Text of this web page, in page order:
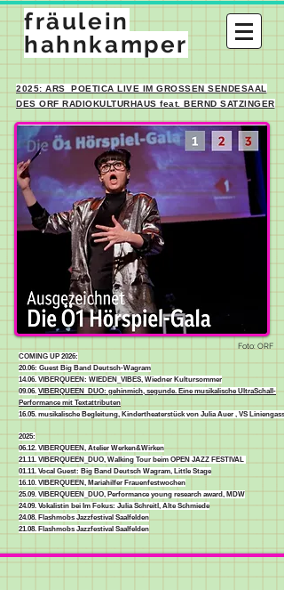
fräulein
hahnkamper
2025: ARS_POETICA LIVE IM GROSSEN SENDESAAL
DES ORF RADIOKULTURHAUS feat. BERND SATZINGER
Foto: ORF
COMING UP 2026:
20.06: Guest Big Band Deutsch-Wagram
14.06. VIBERQUEEN: WIEDEN_VIBES, Wiedner Kultursommer
09.06. VIBERQUEEN_DUO: gehinmich, segunde. Eine musikalische UltraSchall-
Performance mit Textattributen
16.05. musikalische Begleitung, Kindertheaterstück von Julia Auer , VS
2025:
06.12. VIBERQUEEN, Atelier Werken&Wirken
21.11. VIBERQUEEN_DUO, Walking Tour beim OPEN JAZZ FESTIVAL
01.11. Vocal Guest: Big Band Deutsch Wagram, Little Stage
16.10. VIBERQUEEN, Mariahilfer Frauenfestwochen
25.09. VIBERQUEEN_DUO, Performance young research award, MDW
24.09. Vokalistin bei Im Fokus: Julia Schreitl, Alte Schmiede
24.08. Flashmobs Jazzfestival Saalfelden
21.08. Flashmobs Jazzfestival Saalfelden